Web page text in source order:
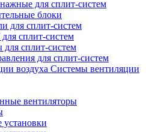
для сплит-систем
блоки
для сплит-систем
сплит-систем
для сплит-систем
для сплит-систем
Системы вентиляции
вентиляторы